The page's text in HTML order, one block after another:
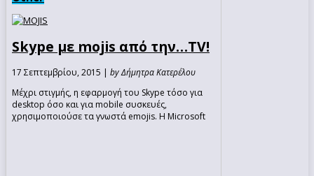
Skype με mojis από την…TV!
17 Σεπτεμβρίου, 2015 | by Δήμητρα Κατερέλου
Μέχρι στιγμής, η εφαρμογή του Skype τόσο για
desktop όσο και για mobile συσκευές,
χρησιμοποιούσε τα γνωστά emojis. Η Microsoft